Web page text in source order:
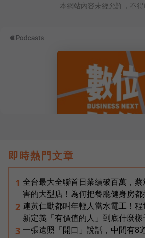
本網站內容未經允許，不得
即時熱門文章
1 全台最大全聯首日業績破百萬，
害的大型店！為何把餐廳健身房都
2 連黃仁勳都叫年輕人當水電工！
新定義「有價值的人」到底什麼樣
3 一張遺照「開口」說話，中間有8